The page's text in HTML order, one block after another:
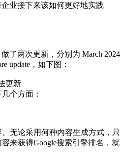
业接下来该如何更好地实践
了两次更新，分别为 March 2024
update，如下图：
个方面：
无论采用何种内容生成方式，只
来获得Google搜索引擎排名，就